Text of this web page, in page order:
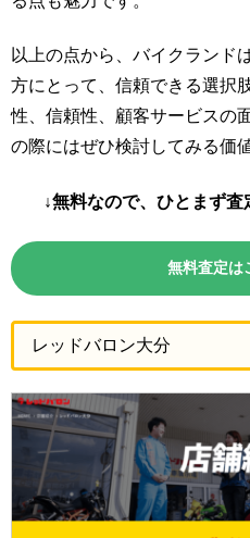
以上の点から、バイクランド
方にとって、信頼できる選択
性、信頼性、顧客サービスの
の際にはぜひ検討してみる価
↓無料なので、ひとまず
無料査定は
レッドバロン大分